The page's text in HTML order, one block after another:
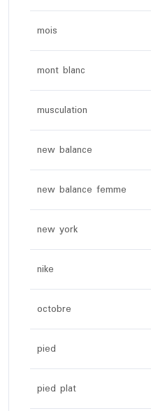
mois
mont blanc
musculation
new balance
new balance femme
new york
nike
octobre
pied
pied plat